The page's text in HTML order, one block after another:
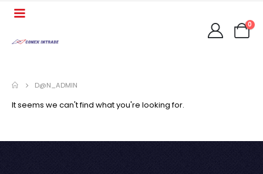
0
D@N_ADMIN
It seems we can't find what you're looking for.